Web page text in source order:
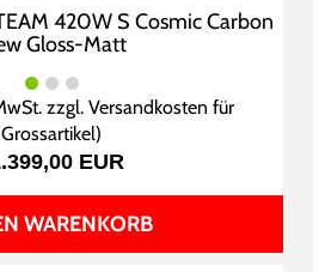
420W S Cosmic Carbon
Gloss-Matt
zzgl. Versandkosten für
Grossartikel)
EUR
WARENKORB